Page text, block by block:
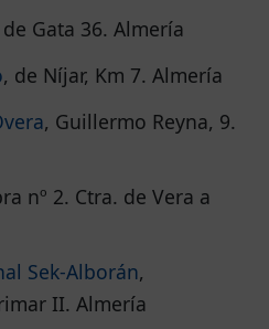
Gata 36. Almería
, de Níjar, Km 7. Almería
, Guillermo Reyna, 9.
nº 2. Ctra. de Vera a
Sek-Alborán,
II. Almería